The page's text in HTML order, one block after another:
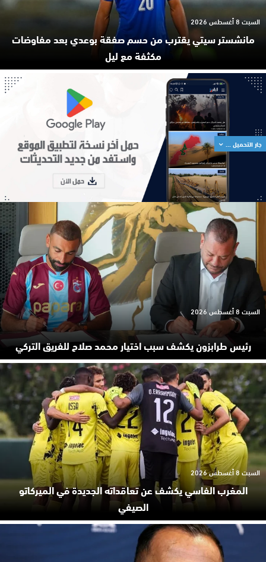
مانشستر سيتي يقترب من حسم صفقة بوعدي بعد مفاوضات
مكثفة مع ليل
السبت 8 أغسطس 2026
رئيس طرابزون يكشف سبب اختيار محمد صلاح للفريق التركي
السبت 8 أغسطس 2026
المغرب الفاسي يكشف عن تعاقداته الجديدة في الميركاتو
الصيفي
السبت 8 أغسطس 2026
جار التحميل ...